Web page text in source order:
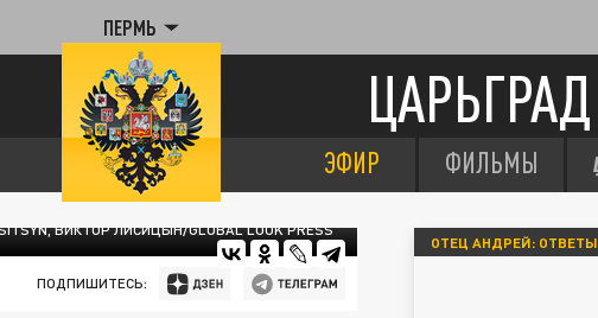
ПЕРМЬ
ЦАРЬГРАД
ЭФИР ФИЛЬМЫ
ВИКТОР ЛИСИЦЫН/GLOBAL LOOK PRESS
ПОДПИШИТЕСЬ:
ОТЕЦ АНДРЕЙ: ОТВЕТЫ